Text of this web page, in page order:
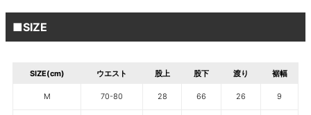
■SIZE
SIZE(cm) ウエスト 股上 股下 渡り 裾幅
M 70-80 28 66 26 9